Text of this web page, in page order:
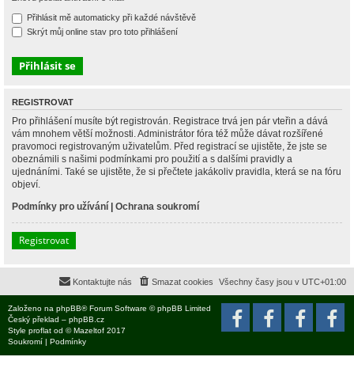
Přihlásit mě automaticky při každé návštěvě
Skrýt můj online stav pro toto přihlášení
REGISTROVAT
Pro přihlášení musíte být registrován. Registrace trvá jen pár vteřin a dává
vám mnohem větší možnosti. Administrátor fóra též může dávat rozšířené
pravomoci registrovaným uživatelům. Před registrací se ujistěte, že jste se
obeznámili s našimi podmínkami pro použití a s dalšími pravidly a
ujednáními. Také se ujistěte, že si přečtete jakákoliv pravidla, která se na fóru
objeví.
Podmínky pro užívání | Ochrana soukromí
Registrovat
Všechny časy jsou v UTC+01:00
Smazat cookies
Kontaktujte nás
Založeno na phpBB® Forum Software © phpBB Limited
Český překlad – phpBB.cz
Style proflat od ©Mazeltof 2017
Soukromí | Podmínky